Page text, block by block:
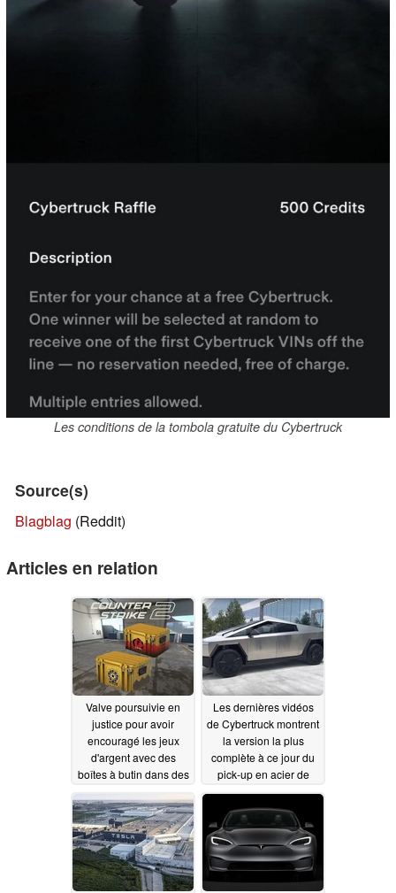
Les conditions de la tombola gratuite du Cybertruck
Source(s)
Blagblag (Reddit)
Articles en relation
Valve poursuivie en
justice pour avoir
encouragé les jeux
d'argent avec des
boîtes à butin dans des
jeux Steam tels que
Counter-Strike et Dota
02/26/2026
Les dernières vidéos
de Cybertruck montrent
la version la plus
complète à ce jour du
pick-up en acier de
Tesla, mais les défauts
et bizarreries évidents
persistent alors que la
date de production se
rapproche05/18/2023